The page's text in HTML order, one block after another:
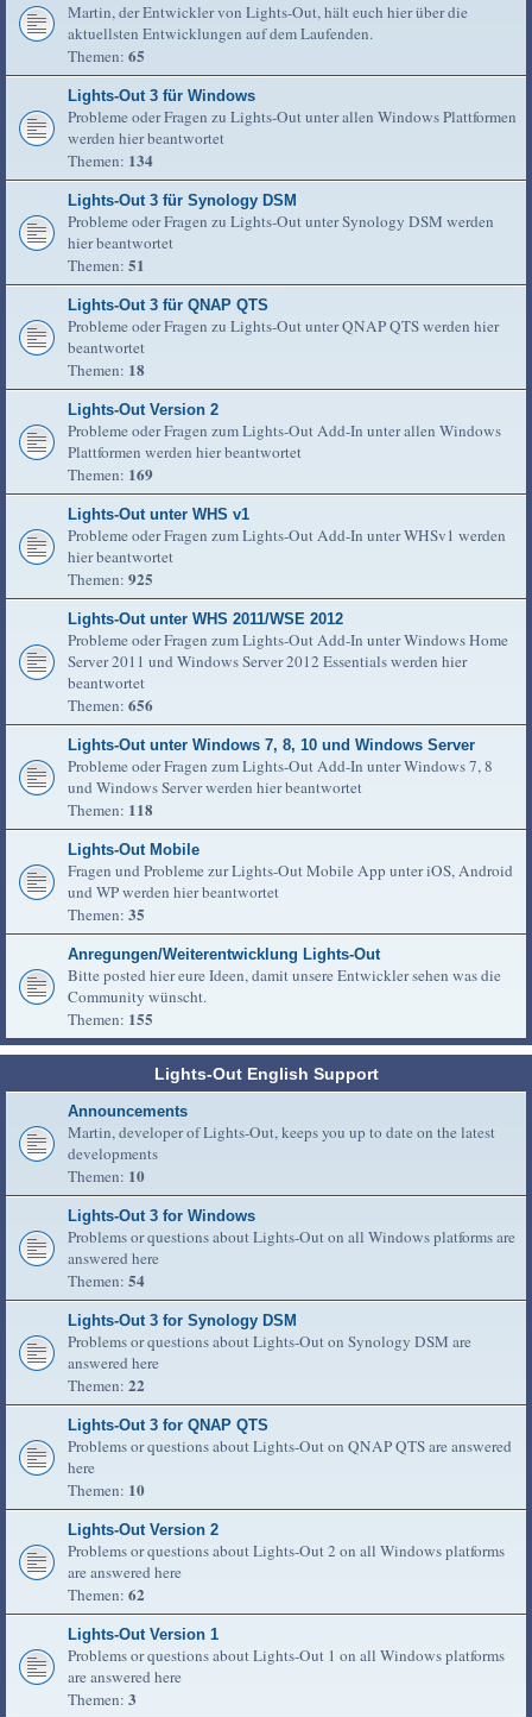
Martin, der Entwickler von Lights-Out, hält euch hier über die
aktuellsten Entwicklungen auf dem Laufenden.
Themen: 65
Lights-Out 3 für Windows
Probleme oder Fragen zu Lights-Out unter allen Windows Plattformen
werden hier beantwortet
Themen: 134
Lights-Out 3 für Synology DSM
Probleme oder Fragen zu Lights-Out unter Synology DSM werden
hier beantwortet
Themen: 51
Lights-Out 3 für QNAP QTS
Probleme oder Fragen zu Lights-Out unter QNAP QTS werden hier
beantwortet
Themen: 18
Lights-Out Version 2
Probleme oder Fragen zum Lights-Out Add-In unter allen Windows
Plattformen werden hier beantwortet
Themen: 169
Lights-Out unter WHS v1
Probleme oder Fragen zum Lights-Out Add-In unter WHSv1 werden
hier beantwortet
Themen: 925
Lights-Out unter WHS 2011/WSE 2012
Probleme oder Fragen zum Lights-Out Add-In unter Windows Home
Server 2011 und Windows Server 2012 Essentials werden hier
beantwortet
Themen: 656
Lights-Out unter Windows 7, 8, 10 und Windows Server
Probleme oder Fragen zum Lights-Out Add-In unter Windows 7, 8
und Windows Server werden hier beantwortet
Themen: 118
Lights-Out Mobile
Fragen und Probleme zur Lights-Out Mobile App unter iOS, Android
und WP werden hier beantwortet
Themen: 35
Anregungen/Weiterentwicklung Lights-Out
Bitte posted hier eure Ideen, damit unsere Entwickler sehen was die
Community wünscht.
Themen: 155
Lights-Out English Support
Announcements
Martin, developer of Lights-Out, keeps you up to date on the latest
developments
Themen: 10
Lights-Out 3 for Windows
Problems or questions about Lights-Out on all Windows platforms are
answered here
Themen: 54
Lights-Out 3 for Synology DSM
Problems or questions about Lights-Out on Synology DSM are
answered here
Themen: 22
Lights-Out 3 for QNAP QTS
Problems or questions about Lights-Out on QNAP QTS are answered
here
Themen: 10
Lights-Out Version 2
Problems or questions about Lights-Out 2 on all Windows platforms
are answered here
Themen: 62
Lights-Out Version 1
Problems or questions about Lights-Out 1 on all Windows platforms
are answered here
Themen: 3